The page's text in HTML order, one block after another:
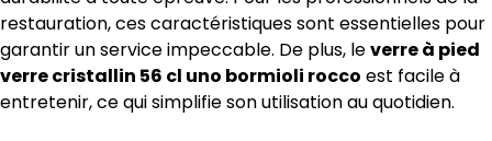
restauration, ces caractéristiques sont essentielles pour
garantir un service impeccable. De plus, leverre à pied
verre cristallin 56 cl uno bormioli rocco est facile à
entretenir, ce qui simplifie son utilisation au quotidien.